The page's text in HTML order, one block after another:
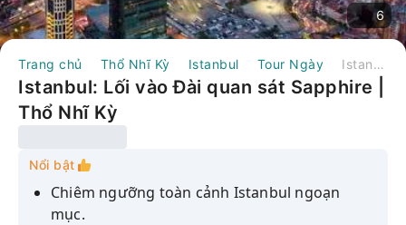
6
Trang chủ Thổ Nhĩ Kỳ Istanbul Tour Ngày Istanbul: Lối vào Đài quan sát Sapphire | Thổ Nhĩ Kỳ
Istanbul: Lối vào Đài quan sát Sapphire |
Thổ Nhĩ Kỳ
Nổi bật
Chiêm ngưỡng toàn cảnh Istanbul ngoạn
mục.